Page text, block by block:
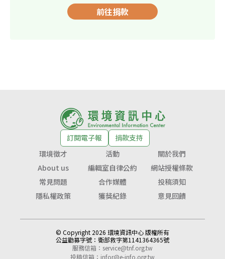
前往捐款
訂閱電子報
捐款支持
環境徵才
活動
關於我們
About us
編輯室自律公約
網站授權條款
常見問題
合作媒體
投稿須知
隱私權政策
獲獎紀錄 意見回饋
© Copyright 2026 環境資訊中心 版權所有
公益勸募字號： 衛部救字第1141364365號
服務信箱： service@tnf.org.tw
投稿信箱： infor@e-info.org.tw